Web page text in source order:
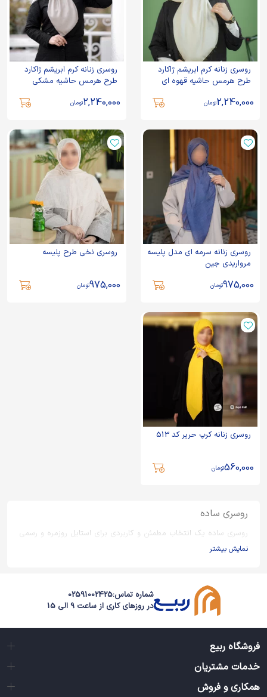
روسری زنانه کرم ابریشم ژاکارد
طرح هرمس حاشیه قهوه ای
2,240,000تومان
روسری زنانه کرم ابریشم ژاکارد
طرح هرمس حاشیه مشکی
2,240,000تومان
روسری زنانه سرمه ای مدل پلیسه
مرواریدی جین
975,000تومان
روسری نخی طرح پلیسه
975,000تومان
روسری زنانه کرپ حریر کد 513
560,000تومان
روسری ساده
روسری ساده یک انتخاب مطمئن و کاربردی برای استایل روزمره و رسمی
است و به دلیل ظاهر مینیمال و قابلیت ست شدن با انواع پوشش‌ها،
محیط کار، دانشگاه یا مهمانی‌ها قابل استفاده باشند.
روسری تک رنگ
روسری تک رنگ برای افرادی مناسب است که استایل یکدست و منظم را
ترجیح می‌دهند. این مدل‌ها با رنگ‌های خنثی، پاستلی یا تیره عرضه
گسترده‌ای دارند. روسری های تک رنگ برای موقعیت‌های نیمه‌رسمی و
رسمی انتخابی مطمئن محسوب می‌شود.
نمایش بیشتر
شماره تماس:02591002425
در روزهای کاری از ساعت 9 الی 15
فروشگاه ربیع
خدمات مشتریان
همکاری و فروش